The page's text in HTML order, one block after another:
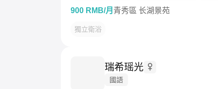
900 RMB/月 青秀區 长湖景苑
獨立衛浴
瑞希瑶光
國語